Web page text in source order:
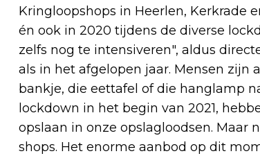
Kringloopshops in Heerlen, Kerkrade
én ook in 2020 tijdens de diverse
zelfs nog te intensiveren", aldus
als in het afgelopen jaar. Mensen
bankje, die eettafel of die hanglamp
lockdown in het begin van 2021,
opslaan in onze opslagloodsen.
shops. Het enorme aanbod op dit